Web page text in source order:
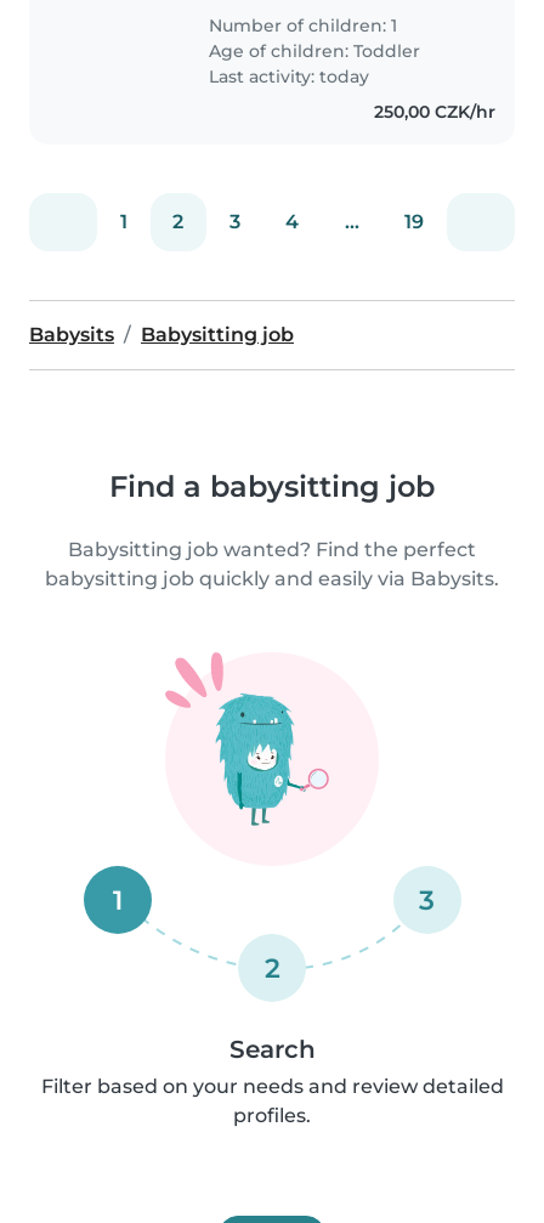
Sofinka moc ráda hraje a tráví
většinu času. Je zvídavá, veselá a
aktivní holčička, která miluje..
Number of children: 1
Age of children:Toddler
Last activity: today
250,00 CZK/hr
1 2 3 4 ... 19
Babysits Babysitting job
Find a babysitting job
Babysitting job wanted? Find the perfect
babysitting job quickly and easily via Babysits.
1
2
3
Search
Filter based on your needs and review detailed
profiles.